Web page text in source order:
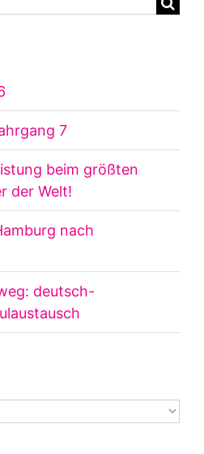
7
beim größten
der Welt!
nach
deutsch-